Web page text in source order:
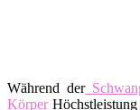
Während der
KörperHöchstleistung